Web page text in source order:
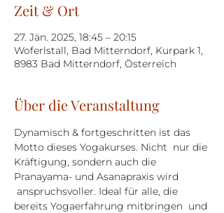
Zeit & Ort
27. Jän. 2025, 18:45 – 20:15
Woferlstall, Bad Mitterndorf, Kurpark 1,
8983 Bad Mitterndorf, Österreich
Über die Veranstaltung
Dynamisch & fortgeschritten ist das
Motto dieses Yogakurses. Nicht  nur die
Kräftigung, sondern auch die
Pranayama- und Asanapraxis wird
anspruchsvoller. Ideal für alle, die
bereits Yogaerfahrung mitbringen  und